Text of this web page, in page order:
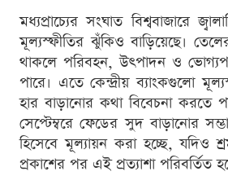
মধ্যপ্রাচ্যের সংঘাত বিশ্ববাজারে
মূল্যস্ফীতির ঝুঁকিও বাড়িয়েছে।
থাকলে পরিবহন, উৎপাদন ও
পারে। এতে কেন্দ্রীয় ব্যাংকগুলো
হার বাড়ানোর কথা বিবেচনা করতে
সেপ্টেম্বরে ফেডের সুদ বাড়ানোর
হিসেবে মূল্যায়ন করা হচ্ছে, যদিও
প্রকাশের পর এই প্রত্যাশা পরিবর্তিত